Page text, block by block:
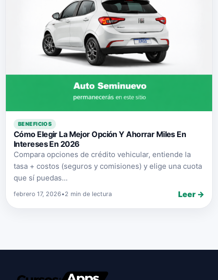
BENEFICIOS
Cómo Elegir La Mejor Opción Y Ahorrar Miles En
Intereses En 2026
Compara opciones de crédito vehicular, entiende la
tasa + costos (seguros y comisiones) y elige una cuota
que sí puedas...
febrero 17, 2026•2 min de lectura Leer →